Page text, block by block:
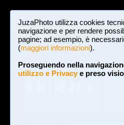
JuzaPhoto utilizza cookies
navigazione e per rendere
pagine; ad esempio, è
(maggiori informazioni).
Proseguendo nella
utilizzo e Privacye preso